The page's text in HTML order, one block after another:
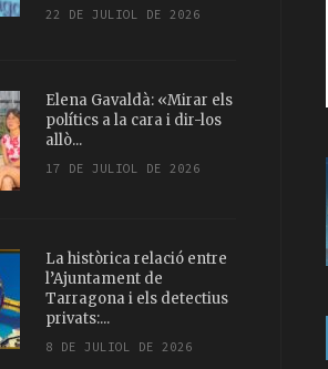
22 DE JULIOL DE 2026
Elena Gavaldà: «Mirar els
polítics a la cara i dir-los
allò...
17 DE JULIOL DE 2026
La històrica relació entre
l’Ajuntament de
Tarragona i els detectius
privats:...
8 DE JULIOL DE 2026